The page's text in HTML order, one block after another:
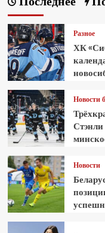
Разное
ХК
Новости
Новости